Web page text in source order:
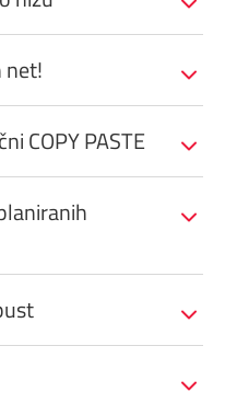
net!
COPY PASTE